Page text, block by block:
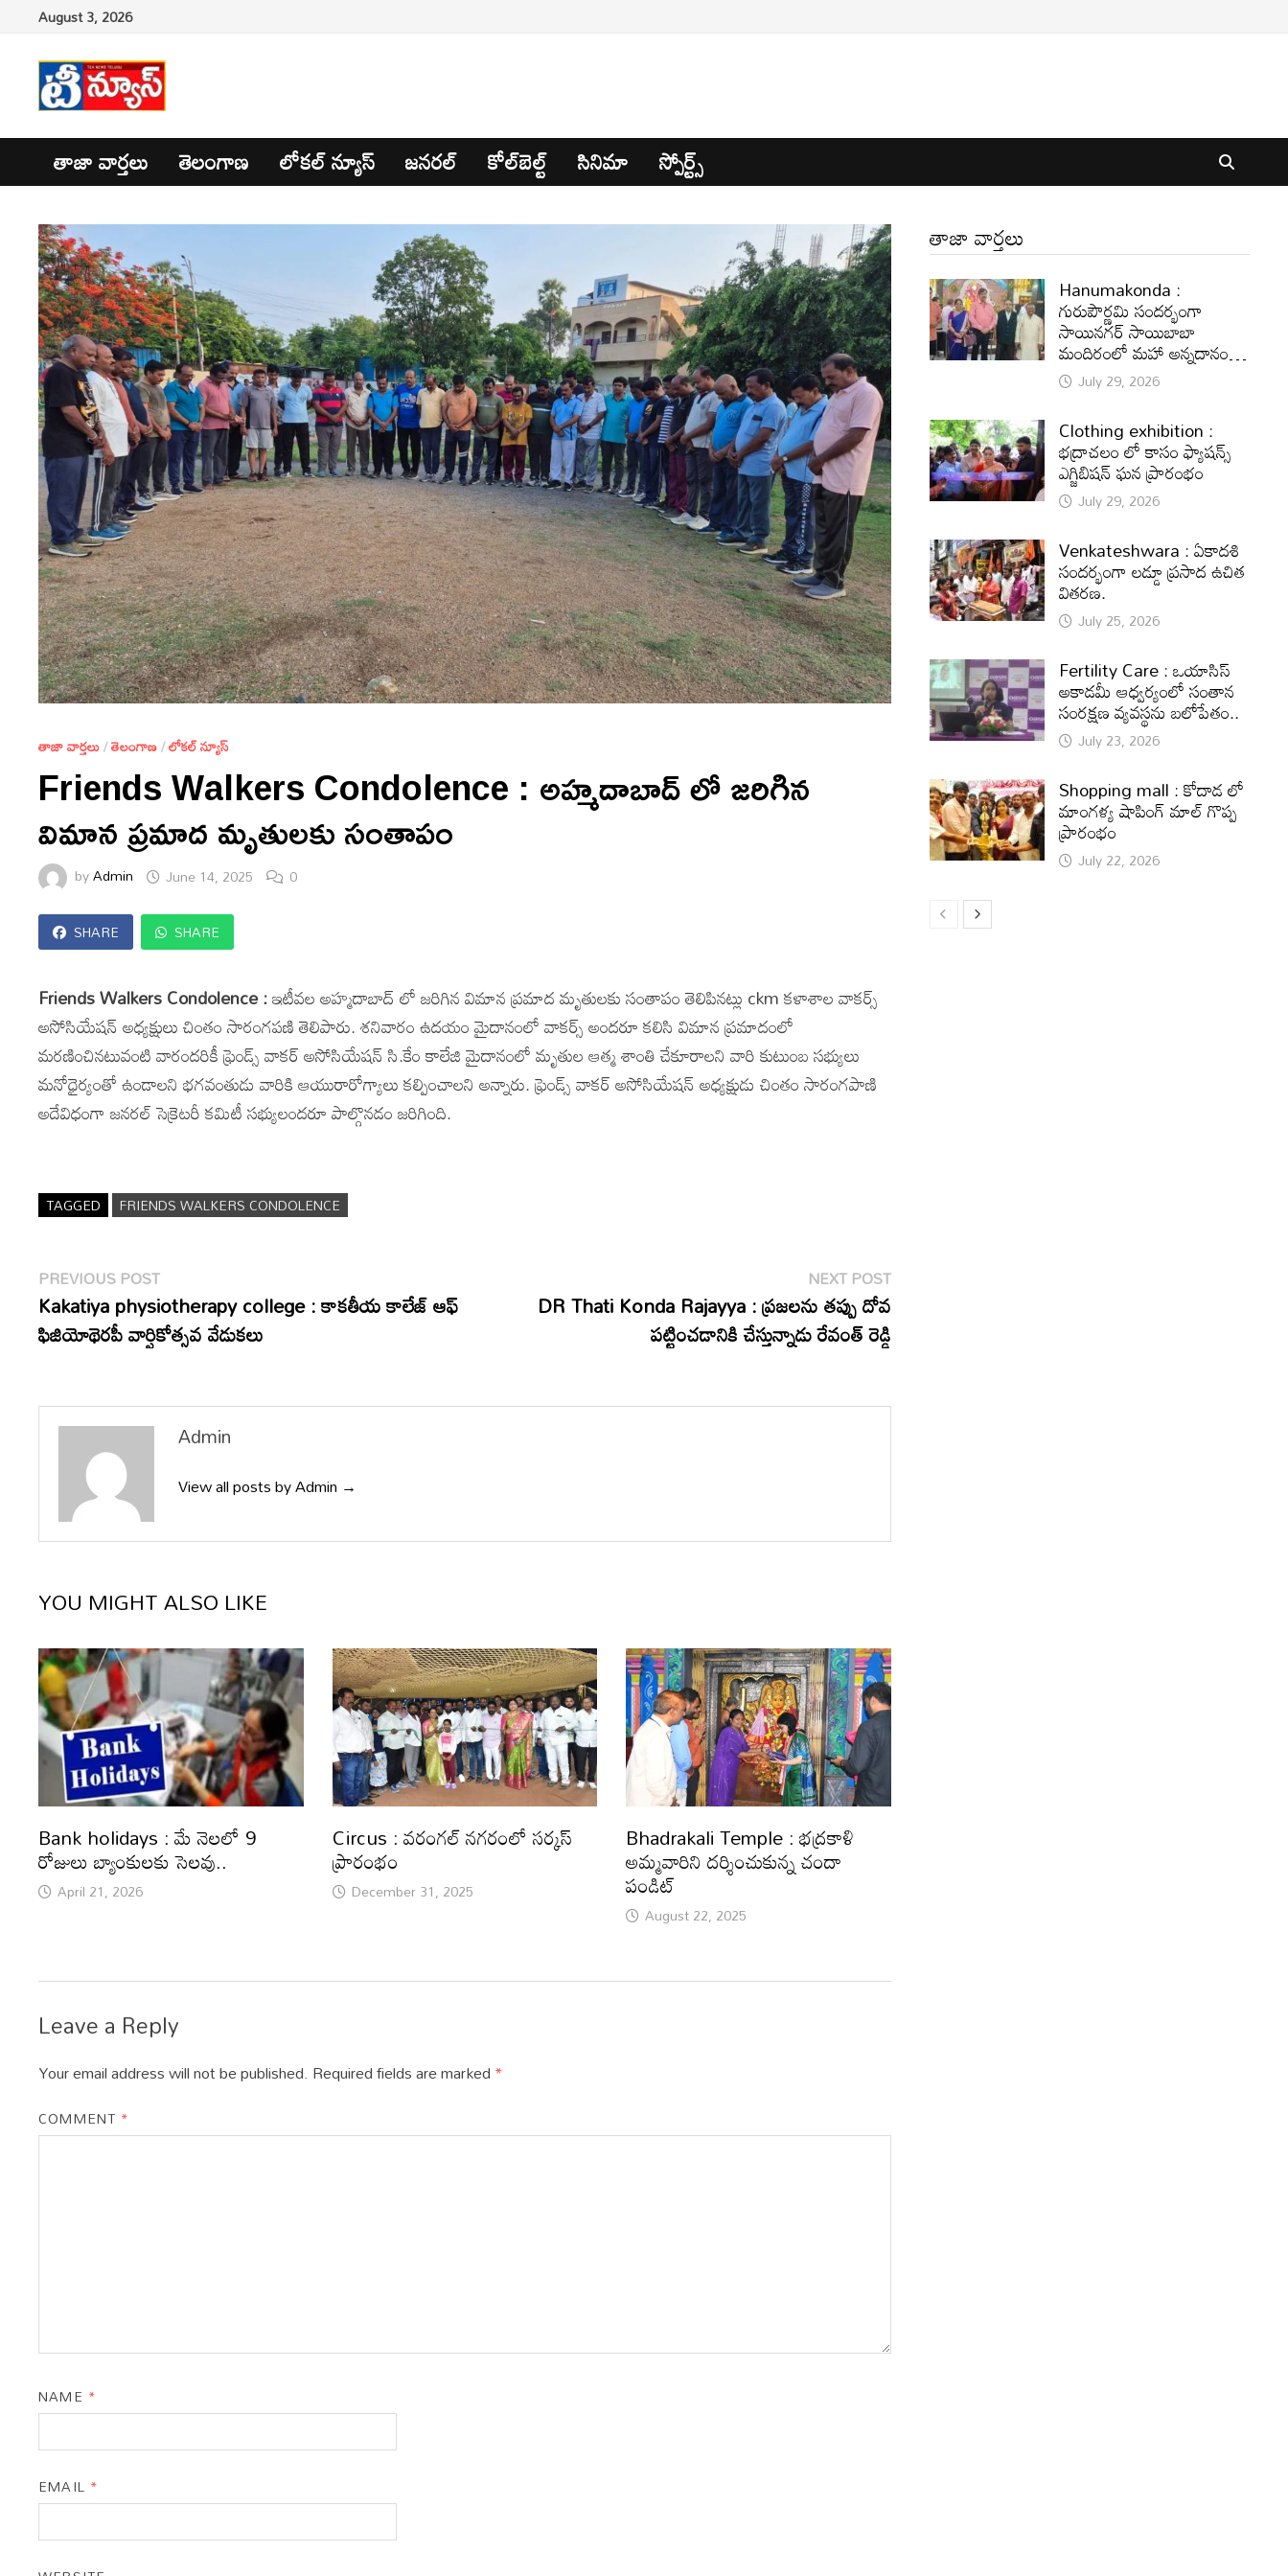
content
August 3, 2026
తాజా వార్తలు తెలంగాణ లోకల్ న్యూస్ జనరల్ కోల్‌బెల్ట్ సినిమా స్పోర్ట్స్
తాజా వార్తలు/తెలంగాణ/లోకల్ న్యూస్
Friends Walkers Condolence : అహ్మదాబాద్ లో జరిగిన
విమాన ప్రమాద మృతులకు సంతాపం
byAdmin June 14, 2025 0
SHARE SHARE
Friends Walkers Condolence :ఇటీవల అహ్మదాబాద్ లో జరిగిన విమాన ప్రమాద మృతులకు సంతాపం తెలిపినట్లు ckm కళాశాల వాకర్స్
అసోసియేషన్ అధ్యక్షులు చింతం సారంగపణి తెలిపారు. శనివారం ఉదయం మైదానంలో వాకర్స్ అందరూ కలిసి విమాన ప్రమాదంలో
మరణించినటువంటి వారందరికీ ఫ్రెండ్స్ వాకర్ అసోసియేషన్ సి.కేం కాలేజి మైదానంలో మృతుల ఆత్మ శాంతి చేకూరాలని వారి కుటుంబ సభ్యులు
మనోధైర్యంతో ఉండాలని భగవంతుడు వారికి ఆయురారోగ్యాలు కల్పించాలని అన్నారు. ఫ్రెండ్స్ వాకర్ అసోసియేషన్ అధ్యక్షుడు చింతం సారంగపాణి
అదేవిధంగా జనరల్ సెక్రెటరీ కమిటీ సభ్యులందరూ పాల్గొనడం జరిగింది.
TAGGED FRIENDS WALKERS CONDOLENCE
Post
navigation
PREVIOUS POSTPrevious
post:
Kakatiya physiotherapy college : కాకతీయ కాలేజ్ ఆఫ్
ఫిజియోథెరపీ వార్షికోత్సవ వేడుకలు
NEXT POSTNext
post:
DR Thati Konda Rajayya : ప్రజలను తప్పు దోవ
పట్టించడానికి చేస్తున్నాడు రేవంత్ రెడ్డి
Admin
View all posts by Admin →
YOU MIGHT ALSO LIKE
Bank holidays : మే నెలలో 9
రోజులు బ్యాంకులకు సెలవు..
April 21, 2026
Circus : వరంగల్ నగరంలో సర్కస్
ప్రారంభం
December 31, 2025
Bhadrakali Temple : భద్రకాళి
అమ్మవారిని దర్శించుకున్న చందా
పండిట్
August 22, 2025
Leave a Reply
Your email address will not be published. Required fields are marked*
COMMENT *
NAME *
EMAIL *
తాజా వార్తలు
Hanumakonda :
గురుపౌర్ణమి సందర్భంగా
సాయినగర్‌ సాయిబాబా
మందిరంలో మహా అన్నదానం…
July 29, 2026
Clothing exhibition :
భద్రాచలం లో కాసం ఫ్యాషన్స్
ఎగ్జిబిషన్ ఘన ప్రారంభం
July 29, 2026
Venkateshwara : ఏకాదశి
సందర్భంగా లడ్డూ ప్రసాద ఉచిత
వితరణ.
July 25, 2026
Fertility Care : ఒయాసిస్
అకాడమీ ఆధ్వర్యంలో సంతాన
సంరక్షణ వ్యవస్థను బలోపేతం..
July 23, 2026
Shopping mall : కోదాడ లో
మాంగళ్య షాపింగ్ మాల్ గొప్ప
ప్రారంభం
July 22, 2026